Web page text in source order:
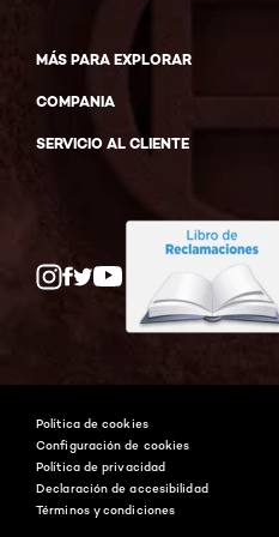
MÁS PARA EXPLORAR
COMPANIA
SERVICIO AL CLIENTE
Facebook
YouTube
Política de cookies
Configuración de cookies
Política de privacidad
Declaración de accesibilidad
Términos y condiciones